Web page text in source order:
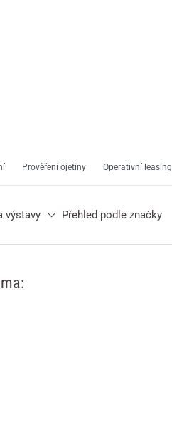
Prověření ojetiny Operativní leasing
výstavy Přehled podle značky